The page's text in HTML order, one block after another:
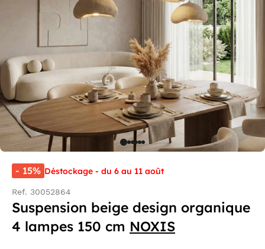
- 15% Déstockage - du 6 au 11 août
Ref. 30052864
Suspension beige design organique
4 lampes 150 cm NOXIS